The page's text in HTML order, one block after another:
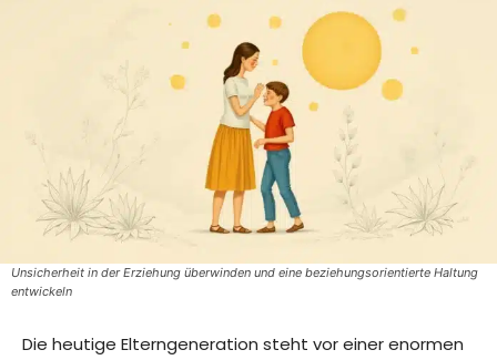
Unsicherheit in der Erziehung überwinden und eine beziehungsorientierte Haltung
entwickeln
Die heutige Elterngeneration steht vor einer enormen